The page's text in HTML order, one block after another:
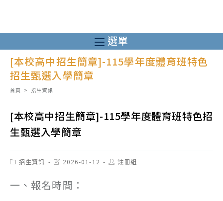
至
主
內
選單
[本校高中招生簡章]-115學年度體育班特色
招生甄選入學簡章
首頁 > 招生資訊
[本校高中招生簡章]-115學年度體育班特色招
生甄選入學簡章
Post招生資訊
Post2026-01-12
Post註冊組
一、報名時間：